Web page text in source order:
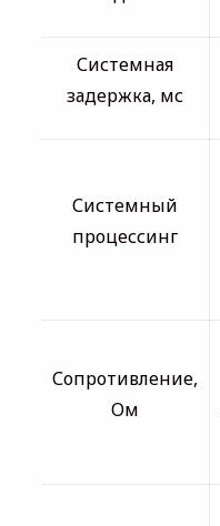
Системная
задержка, мс
Системный
процессинг
Сопротивление,
Ом